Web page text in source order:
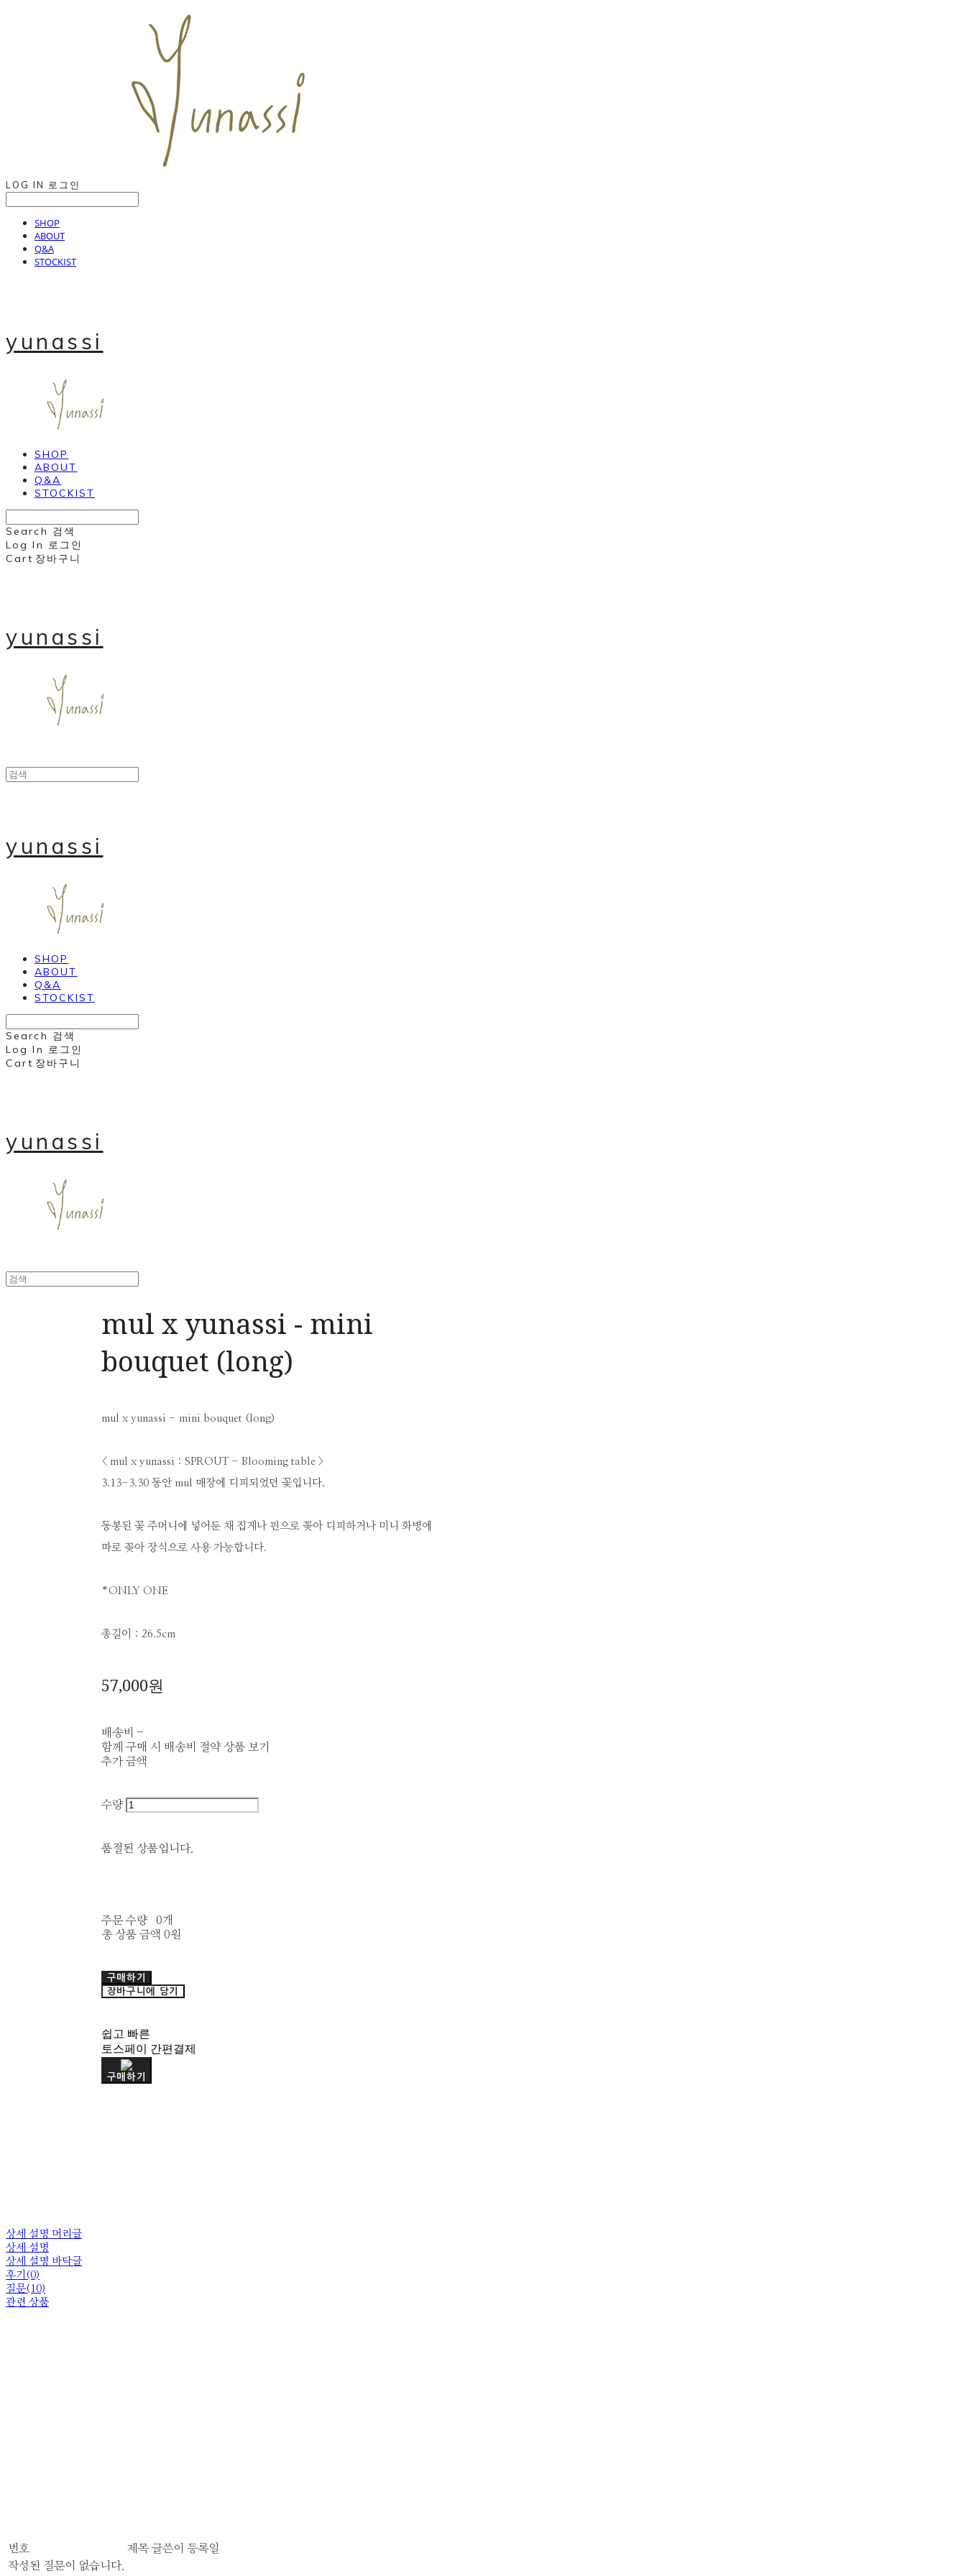
LOG IN 로그인
SHOP
ABOUT
Q&A
STOCKIST
yunassi
SHOP
ABOUT
Q&A
STOCKIST
Search 검색
Log In 로그인
Cart 장바구니
yunassi
yunassi
SHOP
ABOUT
Q&A
STOCKIST
Search 검색
Log In 로그인
Cart 장바구니
yunassi
mul x yunassi - mini
bouquet (long)
mul x yunassi - mini bouquet (long)
< mul x yunassi : SPROUT - Blooming table >
3.13-3.30 동안 mul 매장에 디피되었던 꽃입니다.
동봉된 꽃 주머니에 넣어둔 채 집게나 핀으로 꽂아 디피하거나 미니 화병에
따로 꽂아 장식으로 사용 가능합니다.
*ONLY ONE
총길이 : 26.5cm
57,000원
배송비 -
함께 구매 시 배송비 절약 상품 보기
추가 금액
수량
품절된 상품입니다.
주문 수량
0개
총 상품 금액 0원
구매하기
장바구니에 담기
쉽고 빠른
토스페이 간편결제
구매하기
상세 설명 머리글
상세 설명
상세 설명 바닥글
후기(0)
질문(10)
관련 상품
번호 제목 글쓴이
등록일
작성된 질문이 없습니다.